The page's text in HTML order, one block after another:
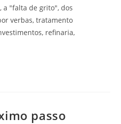
a "falta de grito", dos
verbas, tratamento
refinaria,
passo